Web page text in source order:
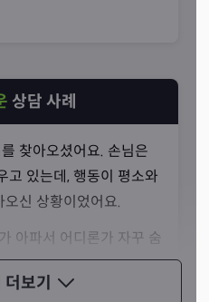
많이 없기 때문에 생소하게
더보기
상담 사례
찾아오셨어요. 손님은
고 있는데, 행동이 평소와
신 상황이었어요.
아파서 어디론가 자꾸 숨
른 행동을 보이는 것으로
다고 생각하고 동물병원